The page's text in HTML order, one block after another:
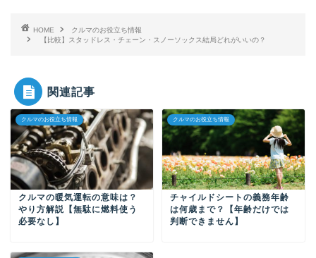
HOME
クルマのお役立ち情報
【比較】スタッドレス・チェーン・スノーソックス結局どれがいいの？
関連記事
クルマのお役立ち情報
クルマの暖気運転の意味は？
やり方解説【無駄に燃料使う
必要なし】
クルマのお役立ち情報
チャイルドシートの義務年齢
は何歳まで？【年齢だけでは
判断できません】
ホーム
プロフィール